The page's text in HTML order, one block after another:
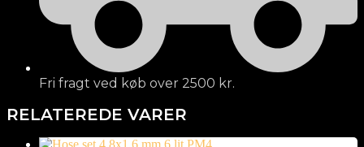
Fri fragt ved køb over 2500 kr.
RELATEREDE VARER